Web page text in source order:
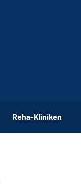
Reha-Kliniken